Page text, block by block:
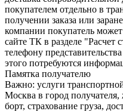
покупателем отдельно в
получении заказа или
компании покупатель может
сайте ТК в разделе "Расчет
телефону
этого потребуются
Памятка получателю
Важно: услуги
Москва в город
борт, страхование груза,